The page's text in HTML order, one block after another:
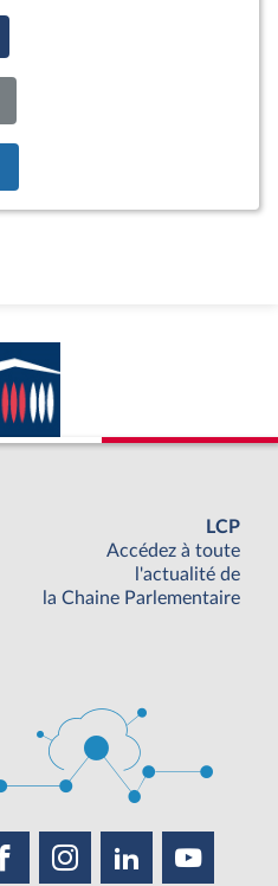
LCP
Accédez à toute
l'actualité de
la Chaine Parlementaire